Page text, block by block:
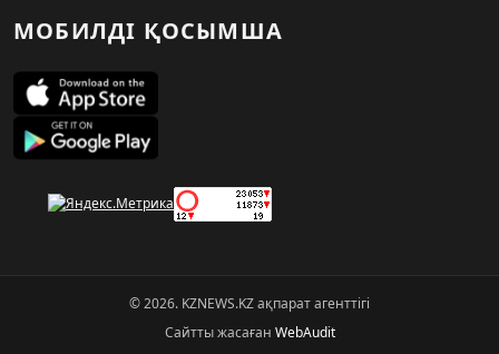
МОБИЛДІ ҚОСЫМША
© 2026. KZNEWS.KZ ақпарат агенттігі
Сайтты жасаған WebAudit